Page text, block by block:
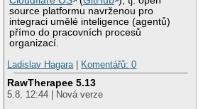
source platformu navrženou pro
integraci umělé inteligence (agentů)
přímo do pracovních procesů
organizací.
Ladislav Hagara
Komentářů: 0
RawTherapee 5.13
5.8. 12:44 | Nová verze